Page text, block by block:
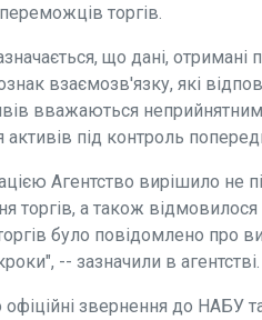
торгів.
що дані, отримані
взаємозв'язку, які
вважаються
під контроль
Агентство вирішило не
торгів, а також відмовилося
було повідомлено про
-- зазначили в агентстві.
звернення до НАБУ